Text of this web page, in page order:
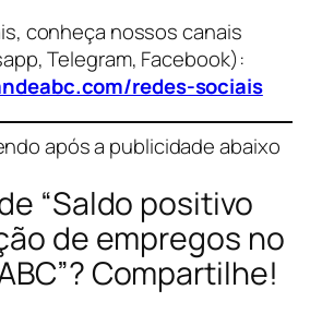
conheça nossos canais
Telegram, Facebook):
redes-sociais
após a publicidade abaixo
“Saldo positivo
de empregos no
Compartilhe!